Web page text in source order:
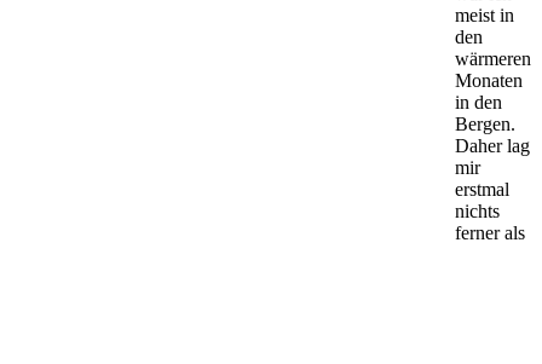
meist in
den
wärmeren
Monaten
in den
Bergen.
Daher lag
mir
erstmal
nichts
ferner als